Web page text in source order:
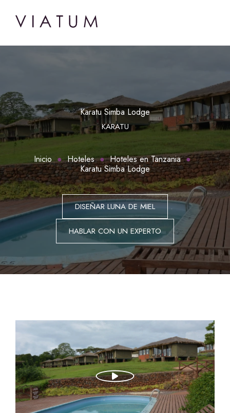
Karatu Simba Lodge
KARATU
Inicio Hoteles
Hoteles en Tanzania
Karatu Simba Lodge
DISEÑAR LUNA DE MIEL
HABLAR CON UN EXPERTO